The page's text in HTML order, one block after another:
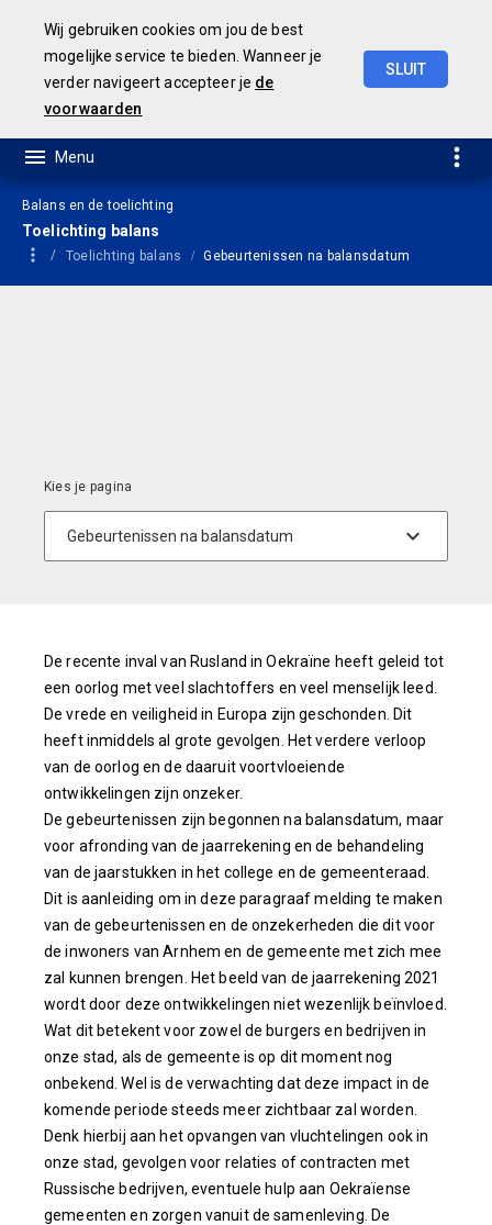
Wij gebruiken cookies om jou de best
mogelijke service te bieden. Wanneer je
verder navigeert accepteer je de
voorwaarden
SLUIT
Balans en de toelichting
Toelichting balans
Toelichting balans Gebeurtenissen na balansdatum
De recente inval van Rusland in Oekraïne heeft geleid tot
een oorlog met veel slachtoffers en veel menselijk leed.
De vrede en veiligheid in Europa zijn geschonden. Dit
heeft inmiddels al grote gevolgen. Het verdere verloop
van de oorlog en de daaruit voortvloeiende
ontwikkelingen zijn onzeker.
De gebeurtenissen zijn begonnen na balansdatum, maar
voor afronding van de jaarrekening en de behandeling
van de jaarstukken in het college en de gemeenteraad.
Dit is aanleiding om in deze paragraaf melding te maken
van de gebeurtenissen en de onzekerheden die dit voor
de inwoners van Arnhem en de gemeente met zich mee
zal kunnen brengen. Het beeld van de jaarrekening 2021
wordt door deze ontwikkelingen niet wezenlijk beïnvloed.
Wat dit betekent voor zowel de burgers en bedrijven in
onze stad, als de gemeente is op dit moment nog
onbekend. Wel is de verwachting dat deze impact in de
komende periode steeds meer zichtbaar zal worden.
Denk hierbij aan het opvangen van vluchtelingen ook in
onze stad, gevolgen voor relaties of contracten met
Russische bedrijven, eventuele hulp aan Oekraïense
gemeenten en zorgen vanuit de samenleving. De